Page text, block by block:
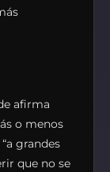
afirma
o menos
grandes
que no se